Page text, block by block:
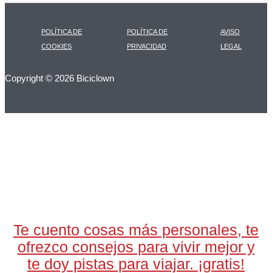
POLÍTICA DE
COOKIES
POLÍTICA DE
PRIVACIDAD
AVISO
LEGAL
Copyright © 2026 Biciclown
Te cuento cosas más personales, te
ofrezco consejos para vivir mejor y
te doy pistas para viajar. ¡gratis!